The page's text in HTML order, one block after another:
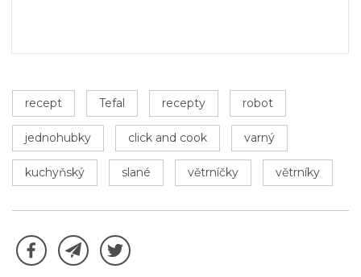
recept Tefal recepty robot
jednohubky click and cook varný
kuchyňský slané větrníčky větrníky